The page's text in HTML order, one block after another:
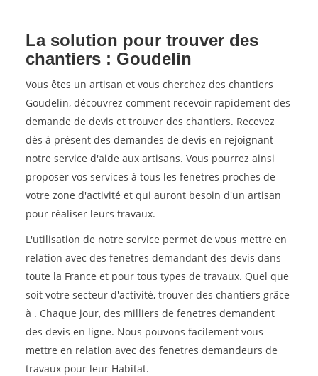
La solution pour trouver des
chantiers : Goudelin
Vous êtes un artisan et vous cherchez des chantiers
Goudelin, découvrez comment recevoir rapidement des
demande de devis et trouver des chantiers. Recevez
dès à présent des demandes de devis en rejoignant
notre service d'aide aux artisans. Vous pourrez ainsi
proposer vos services à tous les fenetres proches de
votre zone d'activité et qui auront besoin d'un artisan
pour réaliser leurs travaux.
L'utilisation de notre service permet de vous mettre en
relation avec des fenetres demandant des devis dans
toute la France et pour tous types de travaux. Quel que
soit votre secteur d'activité, trouver des chantiers grâce
à . Chaque jour, des milliers de fenetres demandent
des devis en ligne. Nous pouvons facilement vous
mettre en relation avec des fenetres demandeurs de
travaux pour leur Habitat.